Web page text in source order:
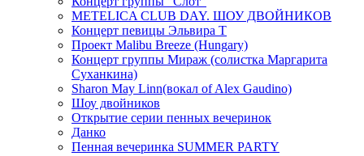
METELICA CLUB DAY. ШОУ ДВОЙНИКОВ
Концерт певицы Эльвира Т
Проект Malibu Breeze (Hungary)
Концерт группы Мираж (солистка Маргарита
Суханкина)
Sharon May Linn(вокал of Alex Gaudino)
Шоу двойников
Открытие серии пенных вечеринок
Данко
Пенная вечеринка SUMMER PARTY